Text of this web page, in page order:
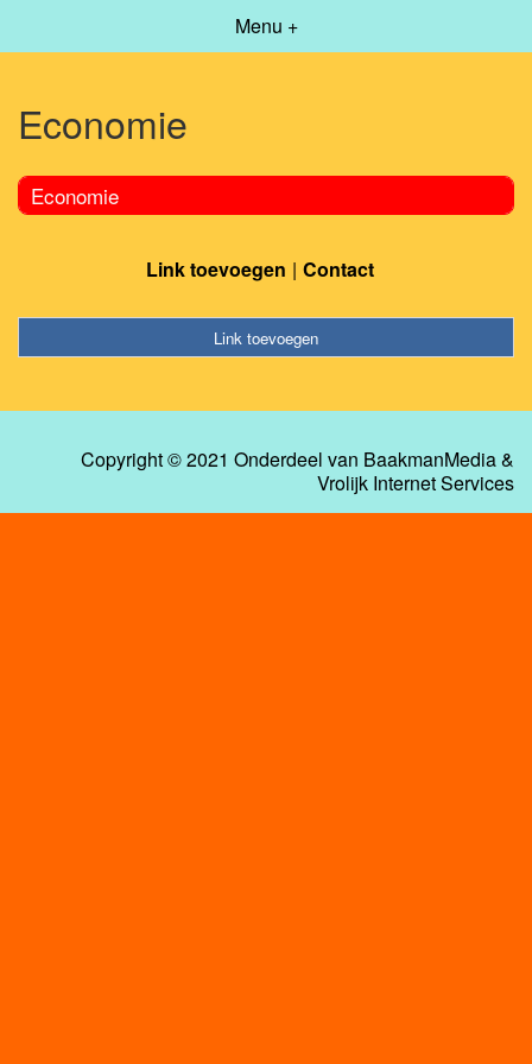
Menu +
Economie
Economie
Link toevoegen Contact
Link toevoegen
Copyright © 2021 Onderdeel van BaakmanMedia&
Vrolijk Internet Services